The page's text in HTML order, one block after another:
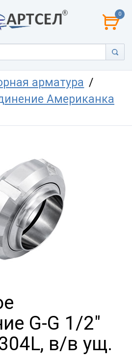
0
арматура
Американка
G-G 1/2"
в/в ущ.